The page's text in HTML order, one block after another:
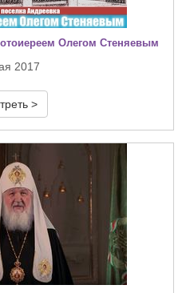
Олегом Стеняевым
2017
>